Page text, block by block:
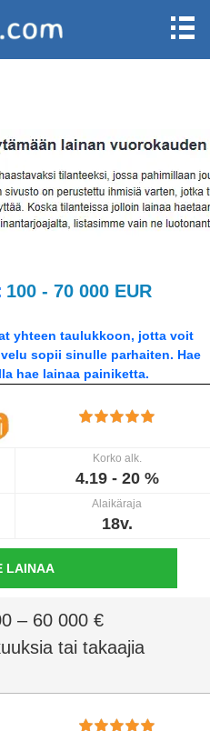
100 - 70 000 EUR
yhteen taulukkoon, jotta voit
sopii sinulle parhaiten. Hae
hae lainaa painiketta.
Korko alk.
4.19 - 20 %
Alaikäraja
18v.
LAINAA
– 60 000 €
tai takaajia